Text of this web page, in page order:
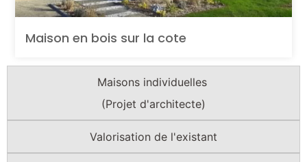
Maison en bois sur la cote
Maisons individuelles
(Projet d'architecte)
Valorisation de l'existant